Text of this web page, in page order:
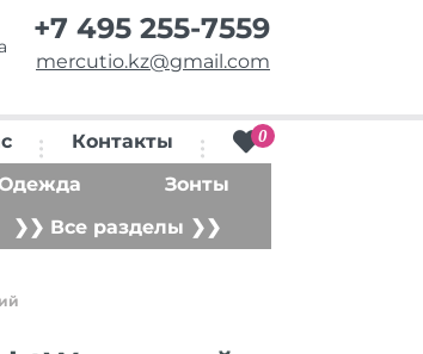
+7 495 255-7559
mercutio.kz@gmail.com
Контакты 0
Зонты
❯❯ Все разделы ❯❯